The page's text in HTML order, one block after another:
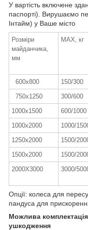
У вартість включене
паспорті). Вирушаємо
Інтайм) у Ваше місто
Розміри
майданчика,
мм
MAX, кг
600х800
150/300
750х1250
300/600
1000х1500
600/1000
1000х2000
1000/
1250х2000
1500/
1500х2000
1500/
2000Х3000
3000/
Опції: колеса для
пандуса для
Можлива
ушкодження